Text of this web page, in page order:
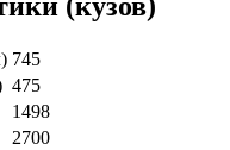
745
475
1498
2700